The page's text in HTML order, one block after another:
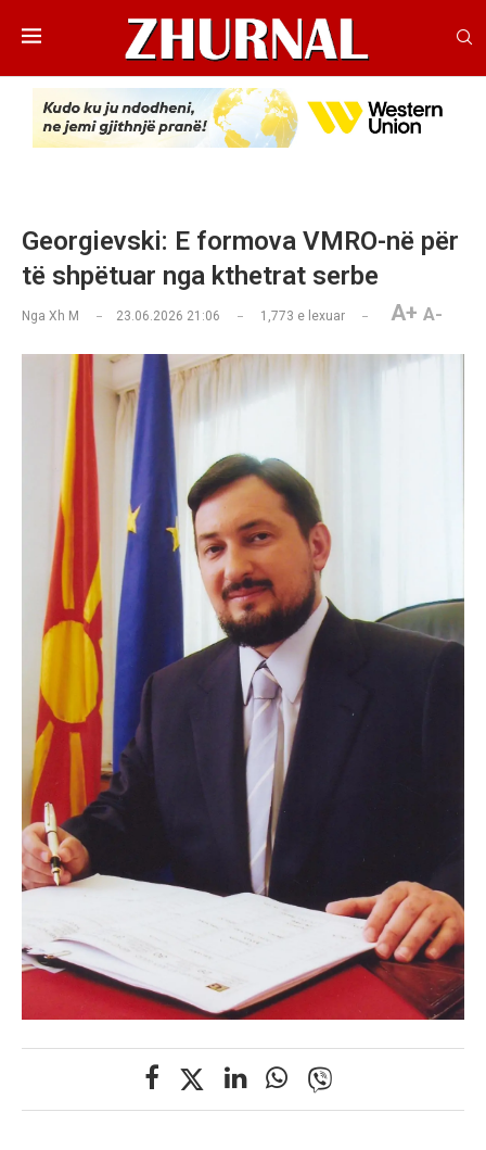
Georgievski: E formova VMRO-në për
të shpëtuar nga kthetrat serbe
Nga Xh M 23.06.2026 21:06 1,773 e lexuar A+ A-